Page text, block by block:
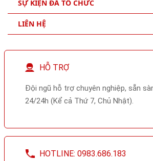
SÂN VẬN ĐỘNG
NHÀ HÀNG TỔ CHỨC SỰ KIỆN
SỰ KIỆN ĐÃ TỔ CHỨC
LIÊN HỆ
Đội ngũ hỗ trợ chuyên nghiệp, sẵn